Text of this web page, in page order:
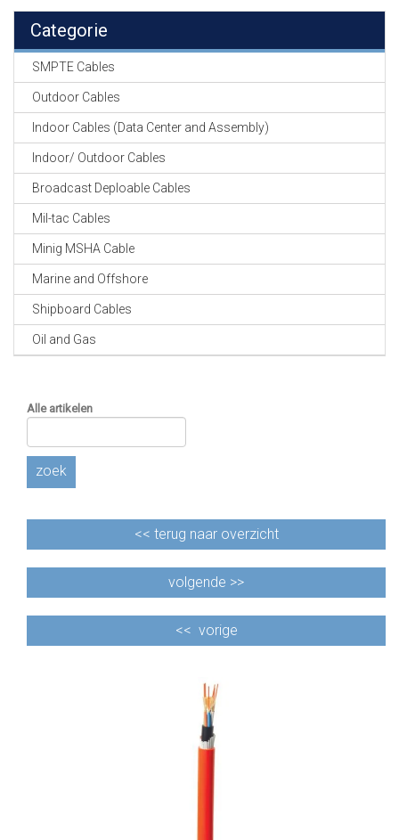
GEVLOCHTEN KOUS
KRIMP KOUS
KOPER KABEL
OP ROL
FIBER CABLE
GE-ASSEMBLEERDE
CABLE EQUIPEMENTS
Categorie
SMPTE Cables
Outdoor Cables
Indoor Cables (Data Center and Assembly)
Indoor/ Outdoor Cables
Broadcast Deploable Cables
Mil-tac Cables
Minig MSHA Cable
Marine and Offshore
Shipboard Cables
Oil and Gas
Alle artikelen
zoek
<< terug naar overzicht
volgende >>
<< vorige